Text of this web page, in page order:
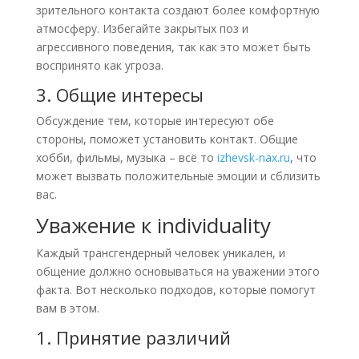
зрительного контакта создают более комфортную
атмосферу. Избегайте закрытых поз и
агрессивного поведения, так как это может быть
воспринято как угроза.
3. Общие интересы
Обсуждение тем, которые интересуют обе
стороны, поможет установить контакт. Общие
хобби, фильмы, музыка – всё то izhevsk-nax.ru, что
может вызвать положительные эмоции и сблизить
вас.
Уважение к individuality
Каждый трансгендерный человек уникален, и
общение должно основываться на уважении этого
факта. Вот несколько подходов, которые помогут
вам в этом.
1. Принятие различий